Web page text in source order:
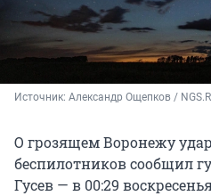
Источник: Александр Ощепков /
О грозящем Воронежу
беспилотников сообщил
Гусев — в 00:29